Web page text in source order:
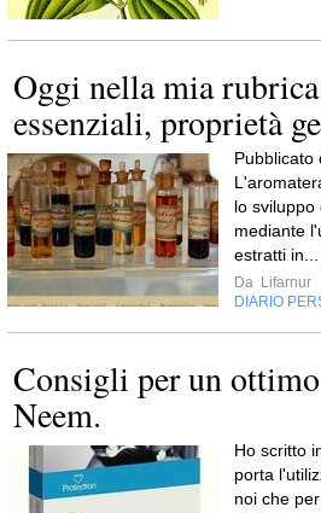
Oggi nella mia
essenziali, proprietà
Pubblicato
lo sviluppo
mediante
estratti in...
Da Lifarnur
DIARIO
Consigli per un
Neem.
Ho scritto
porta
noi che